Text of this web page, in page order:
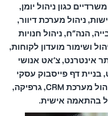
כגון ניהול יומן,
ניהול מערכת דיוור,
הנה"ח, ניהול חנויות
ושימור מועדון לקוחות,
אינטרנט, צ'אט אנושי
בניית דף פייסבוק עסקי
ותפעולו, ניהול מערכת CRM, גרפיקה,
בהתאמה אישית.